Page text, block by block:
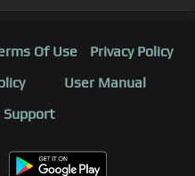
Of Use
Privacy Policy
User Manual
Support